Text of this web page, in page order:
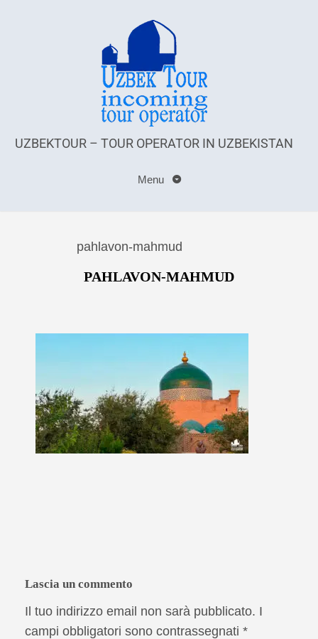
UZBEKTOUR – TOUR OPERATOR IN UZBEKISTAN
Menu
pahlavon-mahmud
PAHLAVON-MAHMUD
Lascia un commento
Il tuo indirizzo email non sarà pubblicato. I
campi obbligatori sono contrassegnati *